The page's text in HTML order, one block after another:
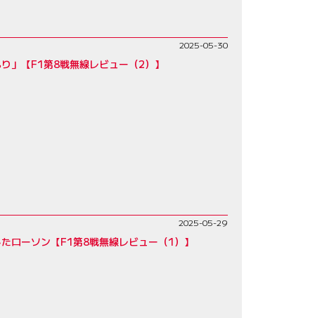
2025-05-30
」【F1第8戦無線レビュー（2）】
2025-05-29
ローソン【F1第8戦無線レビュー（1）】